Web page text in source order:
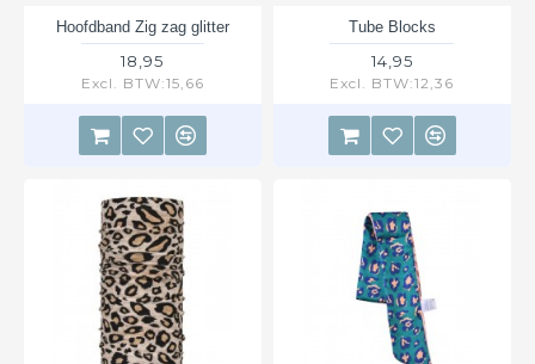
Hoofdband Zig zag glitter
18,95
Excl. BTW:15,66
Tube Blocks
14,95
Excl. BTW:12,36